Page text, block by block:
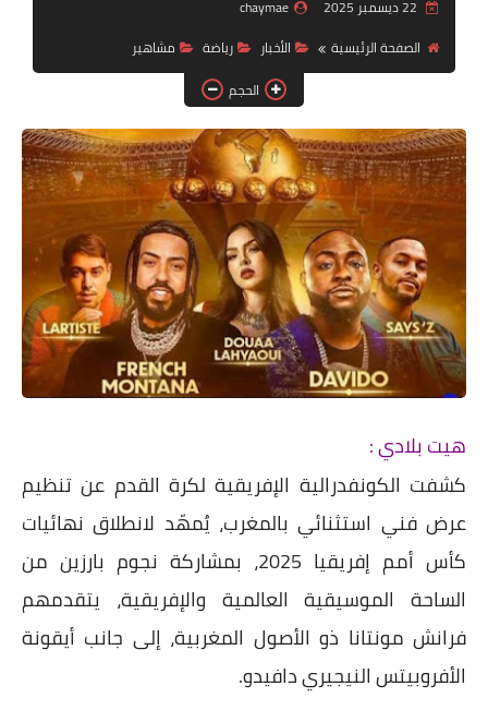
صور
فيديوهات
رياضة
تكنولوجيا
chaymae
الصفحة الرئيسية
الأخبار رياضة
مشاهير
الحجم
هيت بلادي :
كشفت الكونفدرالية الإفريقية لكرة القدم عن تنظيم
عرض فني استثنائي بالمغرب، يُمهّد لانطلاق نهائيات
كأس أمم إفريقيا 2025، بمشاركة نجوم بارزين من
الساحة الموسيقية العالمية والإفريقية، يتقدمهم
فرانش مونتانا ذو الأصول المغربية، إلى جانب أيقونة
الأفروبيتس النيجيري دافيدو.